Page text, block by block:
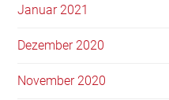
Januar 2021
Dezember 2020
November 2020